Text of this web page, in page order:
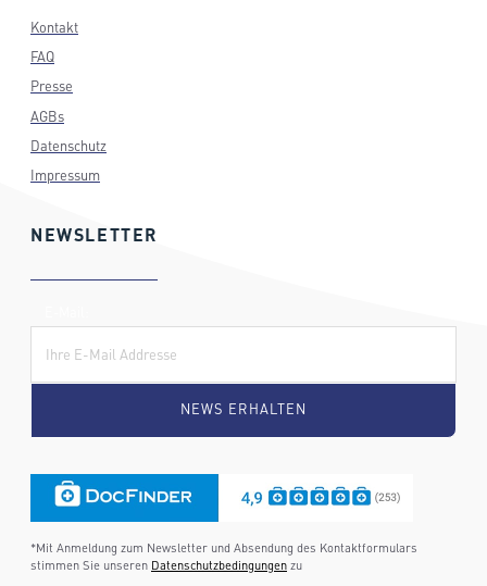
Kontakt
FAQ
Presse
AGBs
Datenschutz
Impressum
NEWSLETTER
*Mit Anmeldung zum Newsletter und Absendung des Kontaktformulars
stimmen Sie unseren Datenschutzbedingungen zu